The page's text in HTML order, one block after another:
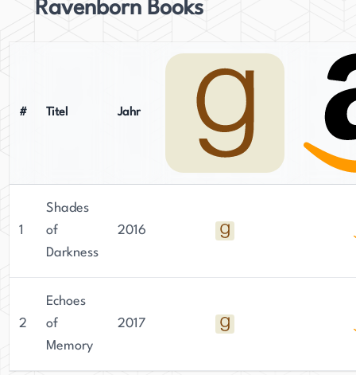
Ravenborn Books
# Titel Jahr
1
Shades
of
Darkness
2016
2
Echoes
of
Memory
2017